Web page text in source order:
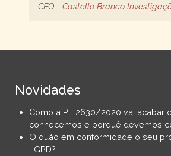
CEO - Castello Branco
Novidades
Como a PL 2630/2020 vai acabar
conhecemos e porquê devemos
O quão em conformidade o seu
LGPD?